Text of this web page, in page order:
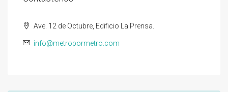
Ave. 12 de Octubre, Edificio La Prensa.
info@metropormetro.com